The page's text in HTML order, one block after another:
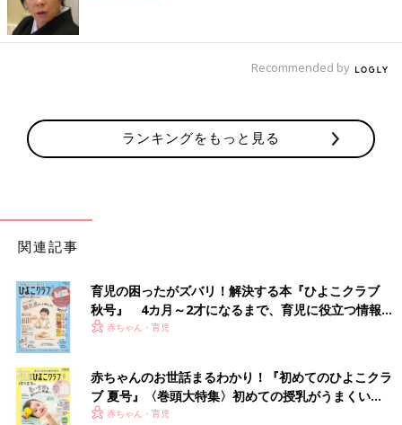
Recommended by
ランキングをもっと見る
関連記事
育児の困ったがズバリ！解決する本『ひよこクラブ
秋号』 4カ月～2才になるまで、育児に役立つ情報が
いっぱい！
赤ちゃん・育児
赤ちゃんのお世話まるわかり！『初めてのひよこクラ
ブ 夏号』〈巻頭大特集〉初めての授乳がうまくい
く！ おっぱい・ミルクの基本と夏のトラブル 解決テ
赤ちゃん・育児